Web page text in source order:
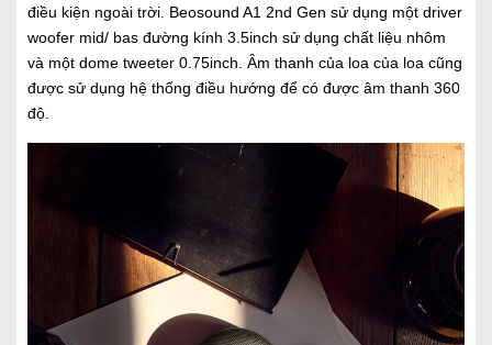
điều kiện ngoài trời. Beosound A1 2nd Gen sử dụng một driver
woofer mid/ bas đường kính 3.5inch sử dụng chất liệu nhôm
và một dome tweeter 0.75inch. Âm thanh của loa của loa cũng
được sử dụng hệ thống điều hướng để có được âm thanh 360
độ.